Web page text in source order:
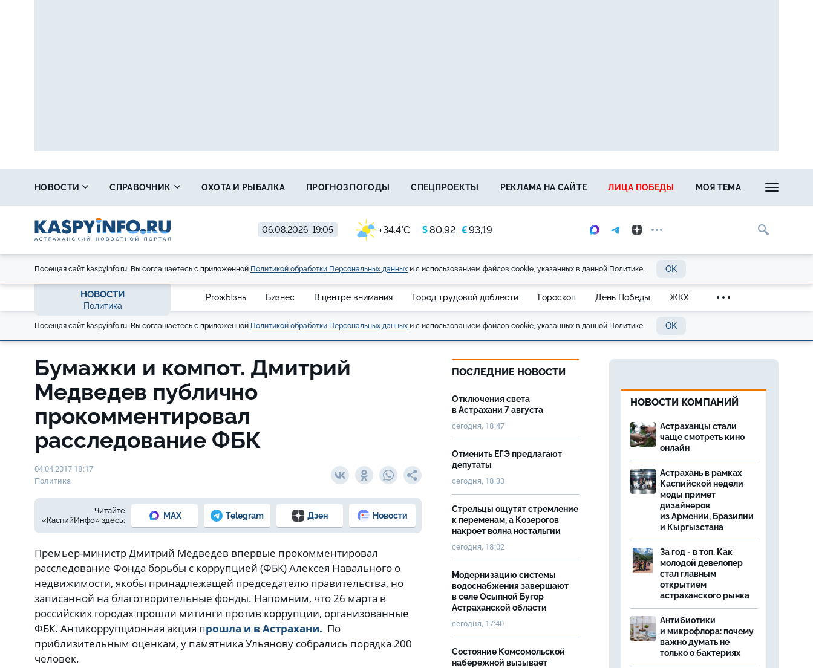
06.08.2026, 19:05 +34.4°C $80,92 €93,19
НОВОСТИ СПРАВОЧНИК ОХОТА И РЫБАЛКА ПРОГНОЗ ПОГОДЫ СПЕЦПРОЕКТЫ РЕКЛАМА НА САЙТЕ ЛИЦА ПОБЕДЫ МОЯ ТЕМА
Посещая сайт kaspyinfo.ru, Вы соглашаетесь с приложенной Политикой обработки Персональных данных и с использованием файлов cookie, указанных в данной Политике. OK
НОВОСТИ
Политика
ProжЫзнь Бизнес В центре внимания Город трудовой доблести Гороскоп День Победы ЖКХ
Посещая сайт kaspyinfo.ru, Вы соглашаетесь с приложенной Политикой обработки Персональных данных и с использованием файлов cookie, указанных в данной Политике. OK
Бумажки и компот. Дмитрий
Медведев публично
прокомментировал
расследование ФБК
04.04.2017 18:17
Политика
Читайте
«КаспийИнфо» здесь:
MAX Telegram Дзен Новости
Премьер-министр Дмитрий Медведев впервые прокомментировал
расследование Фонда борьбы с коррупцией (ФБК) Алексея Навального о
недвижимости, якобы принадлежащей председателю правительства, но
записанной на благотворительные фонды. Напомним, что 26 марта в
российских городах прошли митинги против коррупции, организованные
ФБК. Антикоррупционная акция прошла и в Астрахани. По
приблизительным оценкам, у памятника Ульянову собрались порядка 200
человек.
ПОСЛЕДНИЕ НОВОСТИ
Отключения света
в Астрахани 7 августа
сегодня, 18:47
Отменить ЕГЭ предлагают
депутаты
сегодня, 18:33
Стрельцы ощутят стремление
к переменам, а Козерогов
накроет волна ностальгии
сегодня, 18:02
Модернизацию системы
водоснабжения завершают
в селе Осыпной Бугор
Астраханской области
сегодня, 17:40
Состояние Комсомольской
набережной вызывает
НОВОСТИ КОМПАНИЙ
Астраханцы стали
чаще смотреть кино
онлайн
Астрахань в рамках
Каспийской недели
моды примет
дизайнеров
из Армении, Бразилии
и Кыргызстана
За год - в топ. Как
молодой девелопер
стал главным
открытием
астраханского рынка
Антибиотики
и микрофлора: почему
важно думать не
только о бактериях